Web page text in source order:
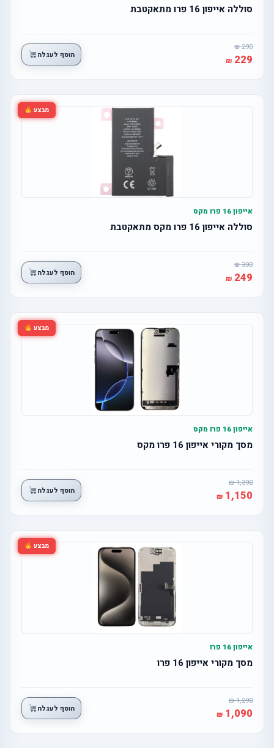
סוללה אייפון 16 פרו מתאקטבת
290
229 הוסף לעגלה
מבצע
אייפון 16 פרו מקס
סוללה אייפון 16 פרו מקס מתאקטבת
300
249 הוסף לעגלה
מבצע
אייפון 16 פרו מקס
מסך מקורי אייפון 16 פרו מקס
1,390
1,150 הוסף לעגלה
מבצע
אייפון 16 פרו
מסך מקורי אייפון 16 פרו
1,290
1,090 הוסף לעגלה